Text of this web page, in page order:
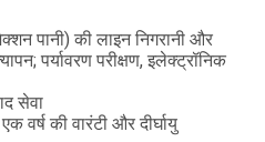
पानी) की लाइन निगरानी और
पर्यावरण परीक्षण, इलेक्ट्रॉनिक
सेवा
वर्ष की वारंटी और दीर्घायु